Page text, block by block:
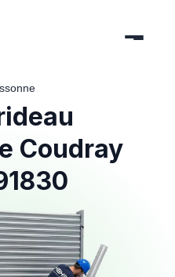
essonne
Coudray